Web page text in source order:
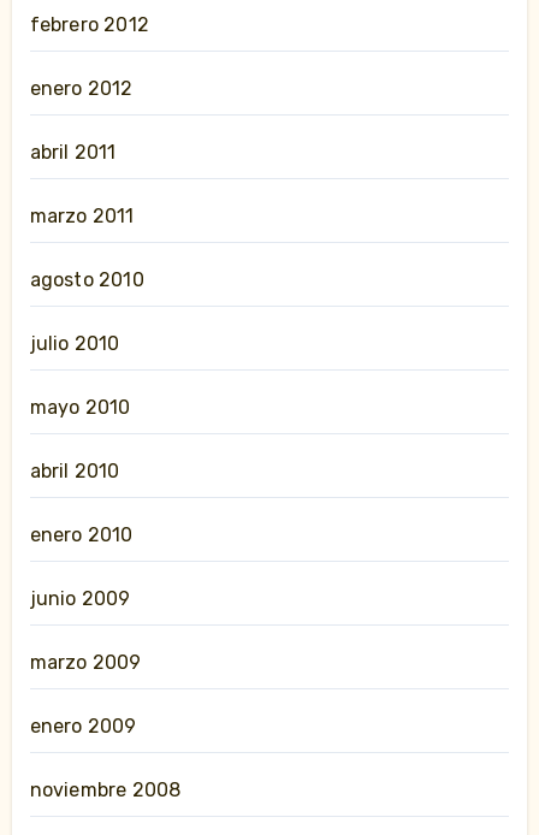
febrero 2012
enero 2012
abril 2011
marzo 2011
agosto 2010
julio 2010
mayo 2010
abril 2010
enero 2010
junio 2009
marzo 2009
enero 2009
noviembre 2008